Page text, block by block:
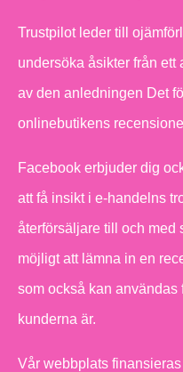
Trustpilot leder till
undersöka åsikter från
av den anledningen Det
onlinebutikens
Facebook erbjuder dig
att få insikt i e-handelns
återförsäljare till och med
möjligt att lämna in en
som också kan användas
kunderna är.
Vår webbplats